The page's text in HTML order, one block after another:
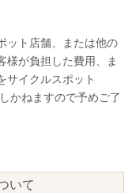
ット店舗、または他の
様が負担した費用、ま
サイクルスポット
かねますので予めご了
いて